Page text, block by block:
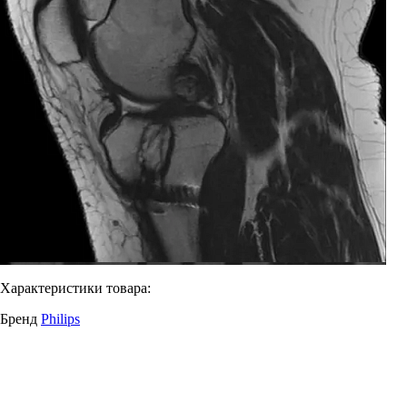
Характеристики товара:
Бренд Philips